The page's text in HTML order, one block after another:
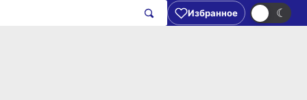
Избранное ☀ ☾